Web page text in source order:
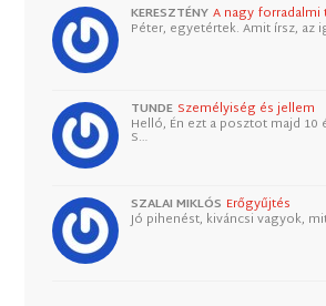
KERESZTÉNY A nagy
Péter, egyetértek. Amit írsz, az
TUNDE Személyiség és jellem
Helló, Én ezt a posztot majd 10
S…
SZALAI MIKLÓS Erőgyűjtés
Jó pihenést, kiváncsi vagyok,